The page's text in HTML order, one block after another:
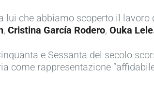
lui che abbiamo scoperto il lavoro
, Cristina García Rodero, Ouka
e Sessanta del secolo
come rappresentazione